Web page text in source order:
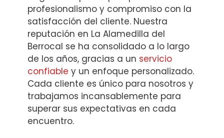
profesionalismo y compromiso con la
satisfacción del cliente. Nuestra
reputación en La Alamedilla del
Berrocal se ha consolidado a lo largo
de los años, gracias a un servicio
confiable y un enfoque personalizado.
Cada cliente es único para nosotros y
trabajamos incansablemente para
superar sus expectativas en cada
encuentro.